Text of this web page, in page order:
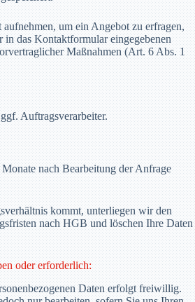
um ein Angebot zu erfragen,
in das Kontaktformular eingegebenen
Maßnahmen (Art. 6 Abs. 1
Auftragsverarbeiter.
nach Bearbeitung der Anfrage
kommt, unterliegen wir den
nach HGB und löschen Ihre Daten
oder erforderlich:
Daten erfolgt freiwillig.